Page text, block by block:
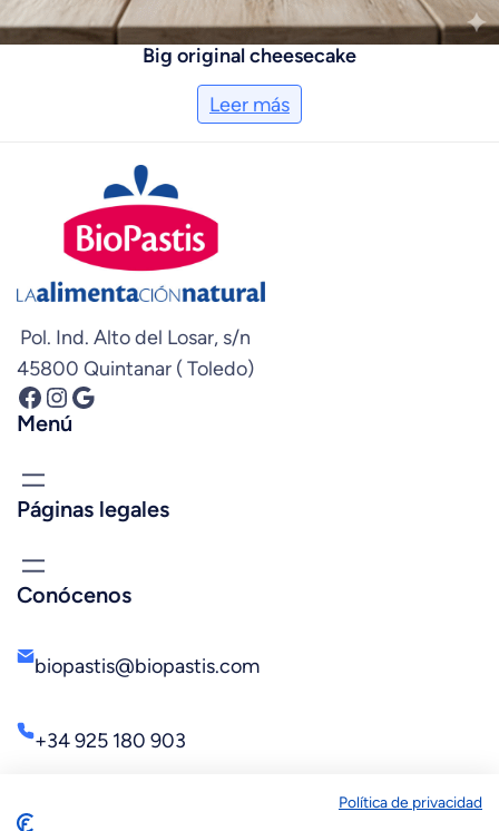
Big original cheesecake
Leer más
Pol. Ind. Alto del Losar, s/n
45800 Quintanar ( Toledo)
Facebook InstagramGoogle
Menú
Páginas legales
Conócenos
biopastis@biopastis.com
+34 925 180 903
Política de privacidad